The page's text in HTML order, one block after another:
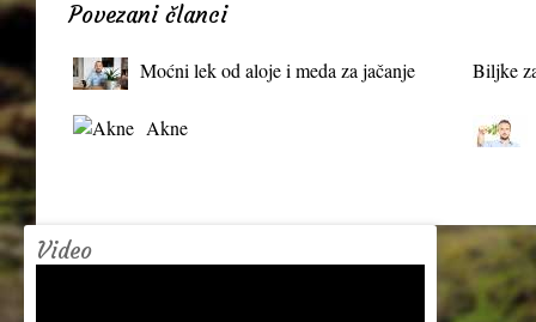
Povezani članci
Moćni lek od aloje i meda za jačanje
Biljke
Akne
Video